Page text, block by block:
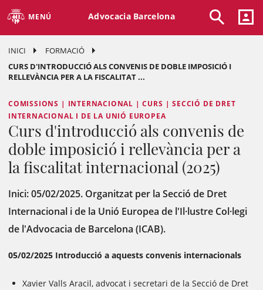
MENÚ Advocacia Barcelona
INICI
FORMACIÓ
CURS D'INTRODUCCIÓ ALS CONVENIS DE DOBLE IMPOSICIÓ I
RELLEVÀNCIA PER A LA FISCALITAT ...
COMISSIONS | INTERNACIONAL | CURS | SECCIÓ DE DRET
INTERNACIONAL I DE LA UNIÓ EUROPEA
Curs d'introducció als convenis de
doble imposició i rellevància per a
la fiscalitat internacional (2025)
Inici: 05/02/2025. Organitzat per la Secció de Dret
Internacional i de la Unió Europea de l'Il·lustre Col·legi
de l'Advocacia de Barcelona (ICAB).
05/02/2025 Introducció a aquests convenis internacionals
Xavier Valls Aracil, advocat i secretari de la Secció de Dret